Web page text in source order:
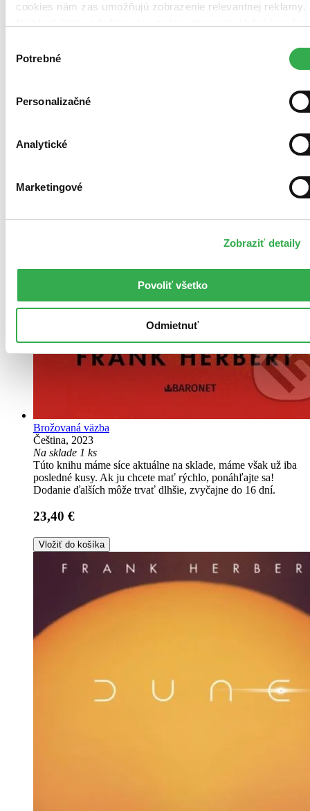
cookies nám zas umožňujú zobrazenie relevantnej reklamy.
Ďakujeme!
súhlasu
Potrebné
Personalizačné
Analytické
Marketingové
Zobraziť detaily
Povoliť všetko
Odmietnuť
Brožovaná väzba
Čeština, 2023
Na sklade 1 ks
Túto knihu máme síce aktuálne na sklade, máme však už iba
posledné kusy. Ak ju chcete mať rýchlo, ponáhľajte sa!
Dodanie ďalších môže trvať dlhšie, zvyčajne do 16 dní.
23,40 €
Vložiť do košíka